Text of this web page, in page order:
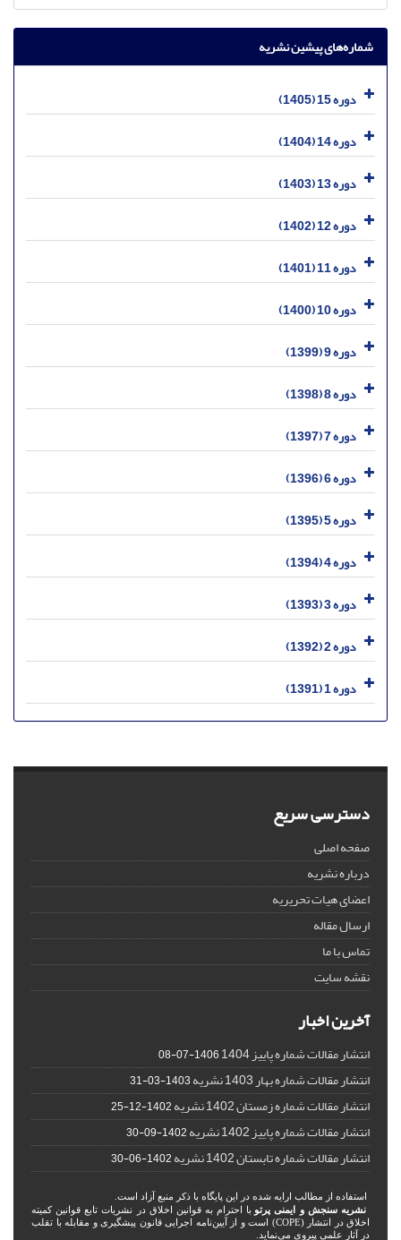
شماره‌های پیشین نشریه
دوره 15 (1405)
دوره 14 (1404)
دوره 13 (1403)
دوره 12 (1402)
دوره 11 (1401)
دوره 10 (1400)
دوره 9 (1399)
دوره 8 (1398)
دوره 7 (1397)
دوره 6 (1396)
دوره 5 (1395)
دوره 4 (1394)
دوره 3 (1393)
دوره 2 (1392)
دوره 1 (1391)
دسترسی سریع
صفحه اصلی
درباره نشریه
اعضای هیات تحریریه
ارسال مقاله
تماس با ما
نقشه سایت
آخرین اخبار
انتشار مقالات شماره پاییز 1404 1406-07-08
انتشار مقالات شماره بهار 1403 نشریه 1403-03-31
انتشار مقالات شماره زمستان 1402 نشریه 1402-12-25
انتشار مقالات شماره پاییز 1402 نشریه 1402-09-30
انتشار مقالات شماره تابستان 1402 نشریه 1402-06-30
استفاده از مطالب ارایه شده در این پایگاه با ذکر منبع آزاد است.
نشریه سنجش و ایمنی پرتو با احترام به قوانین اخلاق در نشریات تابع قوانین کمیته
اخلاق در انتشار (COPE) است و از آیین‌نامه اجرایی قانون پیشگیری و مقابله با تقلب
در آثار علمی پیروی می‌نماید.